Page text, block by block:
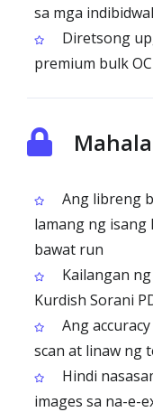
sa mga
Diretsong
premium bulk
Ang libreng
lamang ng isang
bawat run
Kailangan
Kurdish Sorani
Ang
scan at linaw ng
Hindi
images sa na-e-